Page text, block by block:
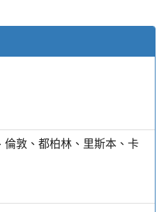
倫敦、都柏林、里斯本、卡